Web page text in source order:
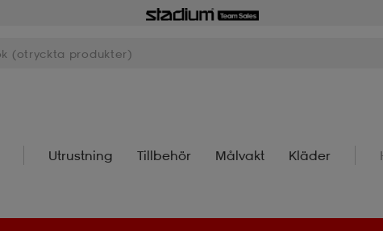
Utrustning Tillbehör Målvakt Kläder